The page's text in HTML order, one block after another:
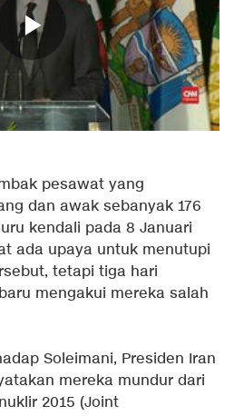
pesawat yang
dan awak sebanyak 176
kendali pada 8 Januari
ada upaya untuk menutupi
tetapi tiga hari
mengakui mereka salah
Soleimani, Presiden Iran
mereka mundur dari
2015 (Joint